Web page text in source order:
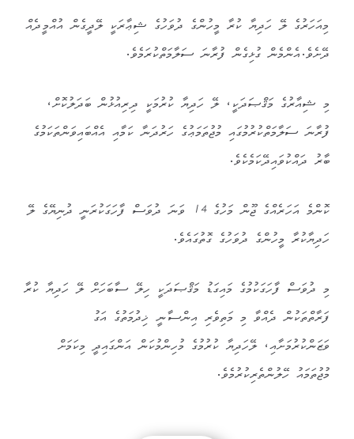
މިއަހަރުގެ ލޭ ހަދިޔާ ކުރާ މީހުންގެ ދުވަހުގެ ޝިޢާރަކީ ލޭދީގެން އުއްމީދެއް
ދޭށެވެ.އެންމެން ގުޅިގެން ފުރާނަ ސަލާމަތްކުރަމެވެ.
މި ޝިއާރުގެ މަޤްޞަދަކީ، ލޭ ހަދިޔާ ކުރުމަކީ ދިރިއުޅުން ބަދަލުކޮށް،
ފުރާނަ ސަލާމަތްކުރުމުގައި މުޖުތަމަޢުގެ ހަރުދަނާ ކަމާއި އެއްބައިވަންތަކަމުގެ
ބާރު ދައްކުވައިދޭކަމެކެވެ.
ކޮންމެ އަހަރެއްގެ ޖޫން މަހުގެ 14 ވަނަ ދުވަސް ފާހަގަކުރަނީ ދުނިޔޭގެ ލޭ
ހަދިޔާކުރާ މީހުންގެ ދުވަހުގެ ގޮތުގައެވެ.
މި ދުވަސް ފާހަގަކުމުގެ މައިގަޑު މަޤްޞަދަކީ ހިލޭ ސާބަހަށް ލޭ ހަދިޔާ ކުރާ
ފަރާތްތަކުން ދެއްވާ މި މަތިވެރި އިންސާނީ ޚިދުމަތުގެ އަގު
ވަޒަންކުރުމަށާއި، ލޭހަދިޔާ ކުރުމުގެ މުހިންމުކަން އަންގައިދީ މިކަމަށް
މުޖުތަމައު ހޭލުންތެރިކުރުމެވެ.